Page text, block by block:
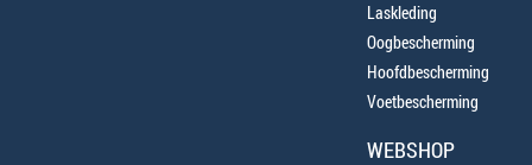
Laskleding
Oogbescherming
Hoofdbescherming
Voetbescherming
WEBSHOP